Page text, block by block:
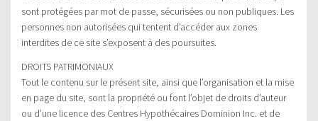
sont protégées par mot de passe, sécurisées ou non publiques. Les
personnes non autorisées qui tentent d’accéder aux zones
interdites de ce site s’exposent à des poursuites.
DROITS PATRIMONIAUX
Tout le contenu sur le présent site, ainsi que l’organisation et la mise
en page du site, sont la propriété ou font l’objet de droits d’auteur
ou d’une licence des Centres Hypothécaires Dominion Inc. et de